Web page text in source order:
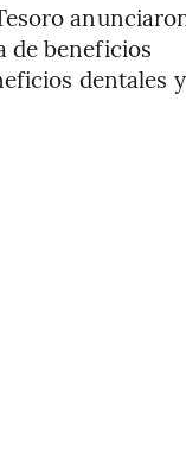
de beneficios
dentales